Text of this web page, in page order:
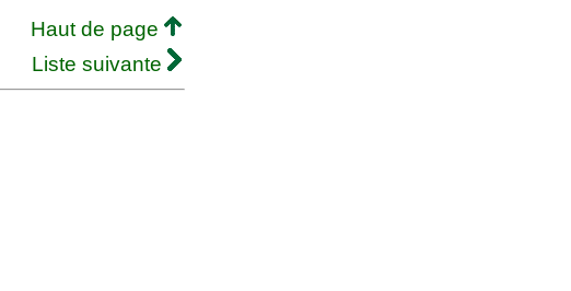
Haut de page
Liste suivante